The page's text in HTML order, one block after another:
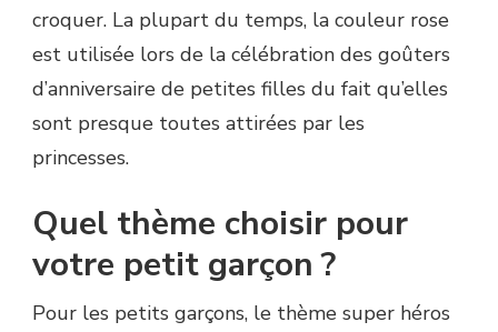
croquer. La plupart du temps, la couleur rose
est utilisée lors de la célébration des goûters
d’anniversaire de petites filles du fait qu’elles
sont presque toutes attirées par les
princesses.
Quel thème choisir pour
votre petit garçon ?
Pour les petits garçons, le thème super héros